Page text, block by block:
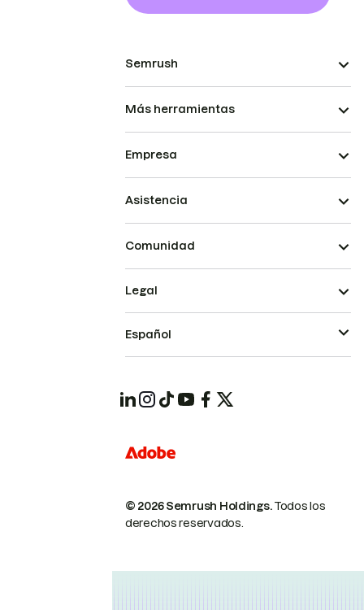
Semrush
Más herramientas
Empresa
Asistencia
Comunidad
© 2026 Semrush Holdings.Todos los
derechos reservados.
Legal
Español